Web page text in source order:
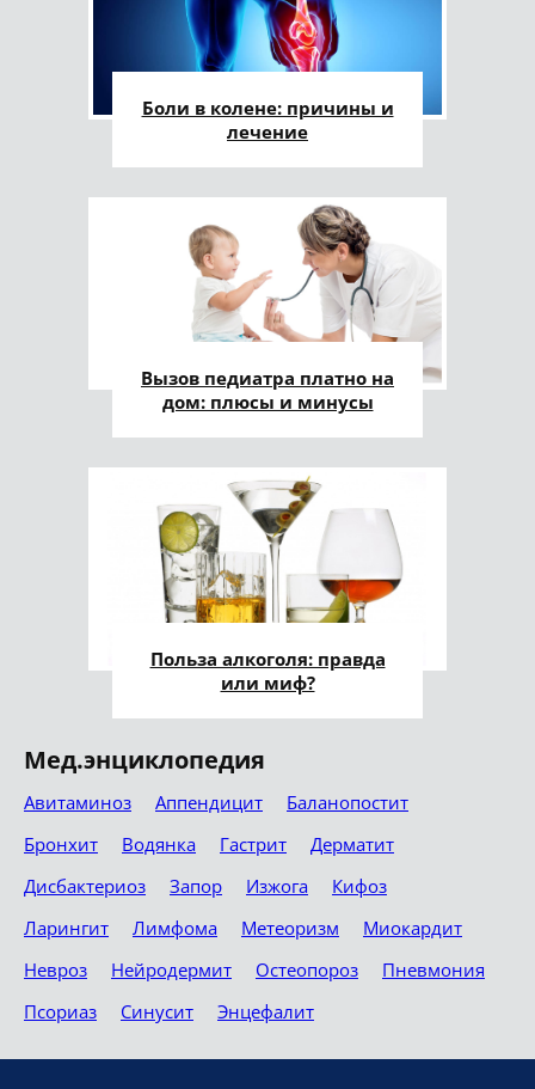
Боли в колене: причины и
лечение
Вызов педиатра платно на
дом: плюсы и минусы
Польза алкоголя: правда
или миф?
Мед.энциклопедия
Авитаминоз Аппендицит
Баланопостит
Бронхит
Водянка Гастрит
Дерматит
Дисбактериоз
Запор Изжога
Кифоз
Ларингит
Лимфома Метеоризм
Миокардит
Невроз
Нейродермит Остеопороз
Пневмония
Псориаз
Синусит Энцефалит